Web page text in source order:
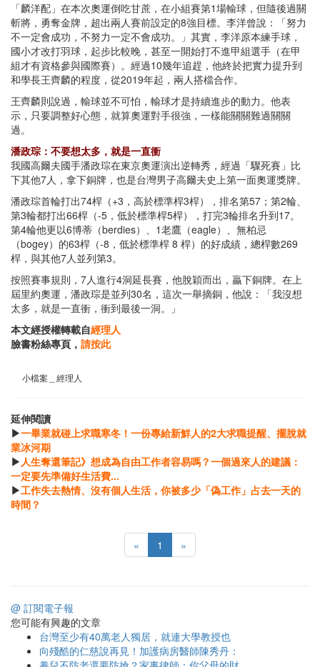
「麟洋配」在本次奧運倒吃甘蔗，在小組賽第1場輸球，但隨後過關
斬將，勇奪金牌，超出兩人賽前設定的8強目標。李洋曾說：「努力
不一定會成功，不努力一定不會成功。」其實，李洋原本練手球，
國小才改打羽球，起步比較晚，甚至一開始打不進甲組選手（在甲
組才有資格參與國際賽）。經過10幾年追趕，他終於把實力提升到
和學長王齊麟的程度，從2019年起，兩人搭檔合作。
王齊麟則說過，輸球並不可怕，輸球才是持續進步的動力。他表
示，只要調整好心態，就算奧運對手很強，一樣能關關難過關關
過。
潘政琮：不要想太多，就是一直衝
我國高爾夫國手潘政琮在東京奧運演出逆轉秀，經過「驟死賽」比
下其他7人，拿下銅牌，也是台灣男子高爾夫史上第一面奧運獎牌。
潘政琮首輪打出74桿（+3，高於標準桿3桿），排名第57；第2輪、
第3輪都打出66桿（-5，低於標準桿5桿），打完3輪排名升到17。
第4輪他更以6博蒂（berdies）、1老鷹（eagle）、無柏忌
（bogey）的63桿（-8，低於標準桿 8 桿）的好成績，總桿數269
桿，與其他7人並列第3。
按照賽事規則，7人進行4洞延長賽，他脫穎而出，贏下銅牌。在上
屆里約奧運，潘政琮是並列30名，這次一舉摘銅，他說：「我沒想
太多，就是一直衝，衝到最後一洞。」
本文經授權轉載自經理人
臉書粉絲專頁， 請按此
小檔案＿經理人
延伸閱讀
▶一畢業就碰上求職寒冬！一份專給新鮮人的2大求職提醒、擺脫就
業冰河期
▶ 人生奪還筆記》想成為自由工作者容易嗎？一個過來人的建議：
一定要先準備好生活費...
▶工作失去熱情、沒有個人生活，你被多少「偽工作」占去一天的
時間？
« 1 »
@ 訂閱電子報
您可能有興趣的文章
台灣至少有40萬老人獨居，就連大學教授也
向殘酷的仁慈說再見！加護病房醫師陳秀丹：